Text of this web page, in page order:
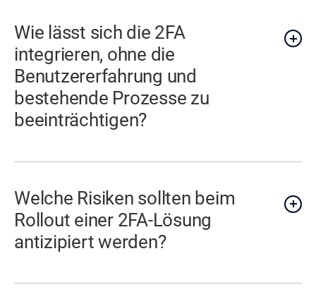
Wie lässt sich die 2FA
integrieren, ohne die
Benutzererfahrung und
bestehende Prozesse zu
beeinträchtigen?
Welche Risiken sollten beim
Rollout einer 2FA-Lösung
antizipiert werden?